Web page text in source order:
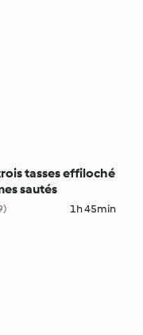
tasses effiloché
sautés
1h 45min